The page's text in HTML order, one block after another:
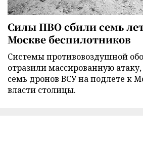
Силы ПВО сбили семь
Москве беспилотников
Cистемы противовоздушной
отразили массированную
семь дронов ВСУ на подлете к
власти столицы.